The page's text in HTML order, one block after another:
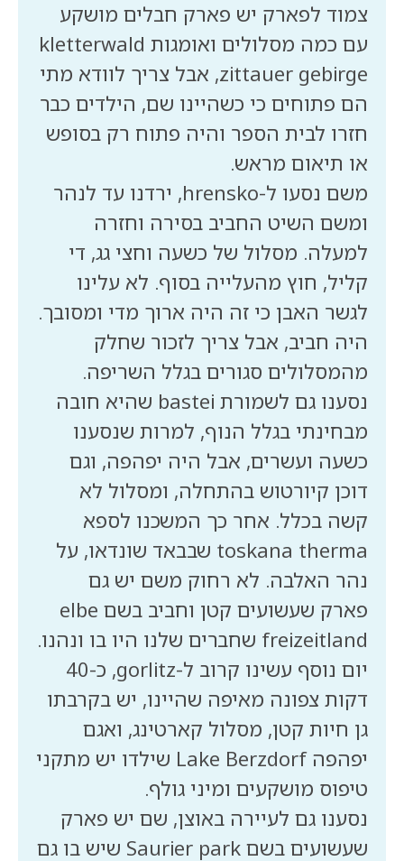
צמוד לפארק יש פארק חבלים מושקע
עם כמה מסלולים ואומגות kletterwald
zittauer gebirge, אבל צריך לוודא מתי
הם פתוחים כי כשהיינו שם, הילדים כבר
חזרו לבית הספר והיה פתוח רק בסופש
משם נסעו ל-hrensko, ירדנו עד לנהר
ומשם השיט החביב בסירה וחזרה
למעלה. מסלול של כשעה וחצי גג, די
קליל, חוץ מהעלייה בסוף. לא עלינו
לגשר האבן כי זה היה ארוך מדי ומסובך.
היה חביב, אבל צריך לזכור שחלק
נסענו גם לשמורת bastei שהיא חובה
מבחינתי בגלל הנוף, למרות שנסענו
כשעה ועשרים, אבל היה יפהפה, וגם
דוכן קיורטוש בהתחלה, ומסלול לא
קשה בכלל. אחר כך המשכנו לספא
toskana therma שבבאד שונדאו, על
נהר האלבה. לא רחוק משם יש גם
פארק שעשועים קטן וחביב בשם elbe
יום נוסף עשינו קרוב ל-gorlitz, כ-40
דקות צפונה מאיפה שהיינו, יש בקרבתו
גן חיות קטן, מסלול קארטינג, ואגם
יפהפה Lake Berzdorf שילדו יש מתקני
נסענו גם לעיירה באוצן, שם יש פארק
שעשועים בשם Saurier park שיש בו גם